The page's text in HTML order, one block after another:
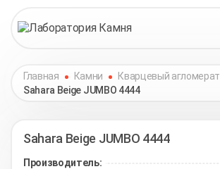
Главная Камни Кварцевый агломерат
Sahara Beige JUMBO 4444
Sahara Beige JUMBO 4444
Производитель: